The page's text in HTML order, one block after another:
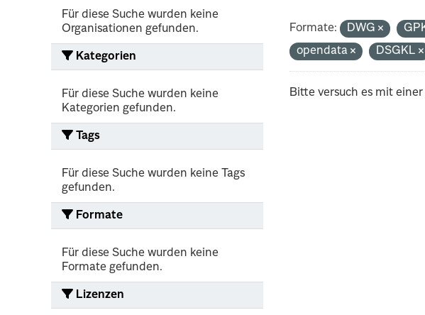
Für diese Suche wurden keine
Organisationen gefunden.
Kategorien
Für diese Suche wurden keine
Kategorien gefunden.
Tags
Für diese Suche wurden keine Tags
gefunden.
Formate
Für diese Suche wurden keine
Formate gefunden.
Lizenzen
Formate: DWG
opendata
DSGKL
Bitte versuch es mit